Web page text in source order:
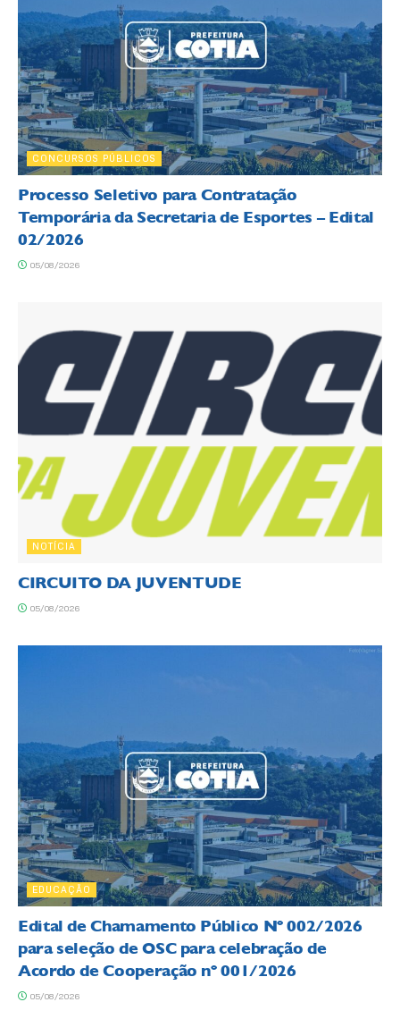
CONCURSOS PÚBLICOS
Processo Seletivo para Contratação
Temporária da Secretaria de Esportes – Edital
02/2026
05/08/2026
NOTÍCIA
CIRCUITO DA JUVENTUDE
05/08/2026
EDUCAÇÃO
Edital de Chamamento Público Nº 002/2026
para seleção de OSC para celebração de
Acordo de Cooperação nº 001/2026
05/08/2026